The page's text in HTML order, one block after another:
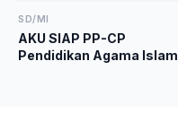
SD/MI
AKU SIAP PP-CP
Pendidikan Agama Islam